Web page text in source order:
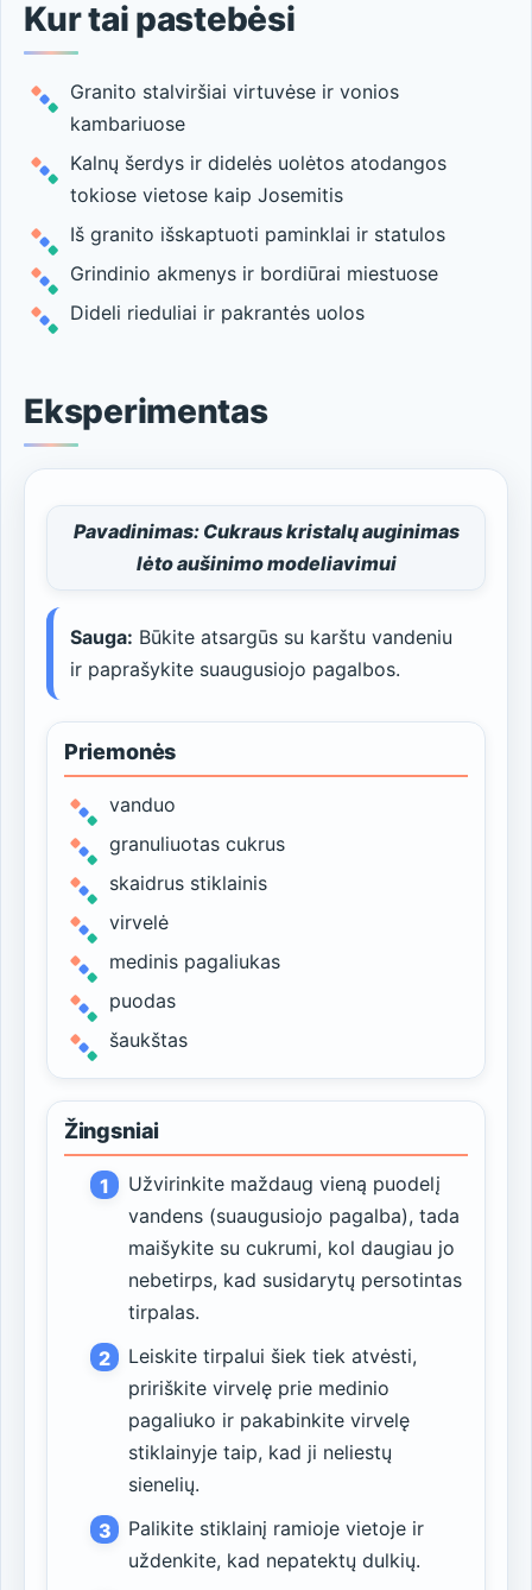
Kur tai pastebėsi
Granito stalviršiai virtuvėse ir vonios
kambariuose
Kalnų šerdys ir didelės uolėtos atodangos
tokiose vietose kaip Josemitis
Iš granito išskaptuoti paminklai ir statulos
Grindinio akmenys ir bordiūrai miestuose
Dideli rieduliai ir pakrantės uolos
Eksperimentas
Pavadinimas: Cukraus kristalų auginimas
lėto aušinimo modeliavimui
Sauga: Būkite atsargūs su karštu vandeniu
ir paprašykite suaugusiojo pagalbos.
Priemonės
vanduo
granuliuotas cukrus
skaidrus stiklainis
virvelė
medinis pagaliukas
puodas
šaukštas
Žingsniai
Užvirinkite maždaug vieną puodelį
vandens (suaugusiojo pagalba), tada
maišykite su cukrumi, kol daugiau jo
nebetirps, kad susidarytų persotintas
tirpalas.
Leiskite tirpalui šiek tiek atvėsti,
pririškite virvelę prie medinio
pagaliuko ir pakabinkite virvelę
stiklainyje taip, kad ji neliestų
sienelių.
Palikite stiklainį ramioje vietoje ir
uždenkite, kad nepatektų dulkių.